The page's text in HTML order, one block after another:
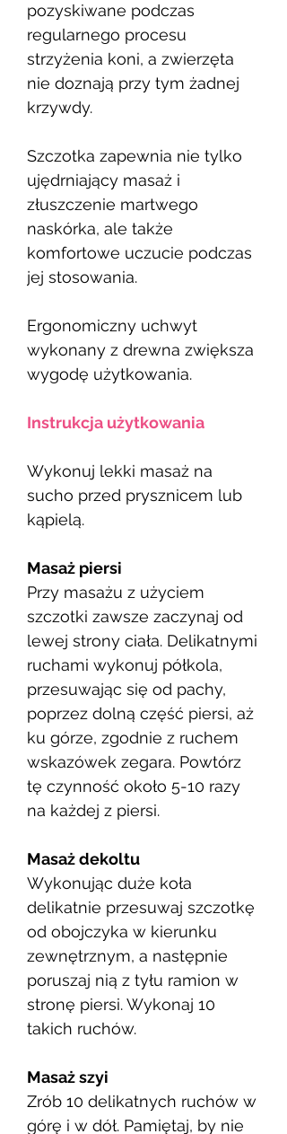
pozyskiwane podczas
regularnego procesu
strzyżenia koni, a zwierzęta
nie doznają przy tym żadnej
krzywdy.
Szczotka zapewnia nie tylko
ujędrniający masaż i
złuszczenie martwego
naskórka, ale także
komfortowe uczucie podczas
jej stosowania.
Ergonomiczny uchwyt
wykonany z drewna zwiększa
wygodę użytkowania.
Instrukcja użytkowania
Wykonuj lekki masaż na
sucho przed prysznicem lub
kąpielą.
Masaż piersi
Przy masażu z użyciem
szczotki zawsze zaczynaj od
lewej strony ciała. Delikatnymi
ruchami wykonuj półkola,
przesuwając się od pachy,
poprzez dolną część piersi, aż
ku górze, zgodnie z ruchem
wskazówek zegara. Powtórz
tę czynność około 5-10 razy
na każdej z piersi.
Masaż dekoltu
Wykonując duże koła
delikatnie przesuwaj szczotkę
od obojczyka w kierunku
zewnętrznym, a następnie
poruszaj nią z tyłu ramion w
stronę piersi. Wykonaj 10
takich ruchów.
Masaż szyi
Zrób 10 delikatnych ruchów w
górę i w dół. Pamiętaj, by nie